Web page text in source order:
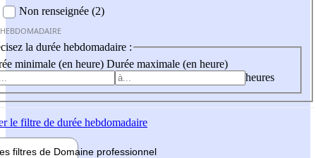
Non renseignée (2)
la durée hebdomadaire :
minimale (en heure) Durée maximale (en heure)
heures
le filtre de durée hebdomadaire
filtres de Domaine professionnel